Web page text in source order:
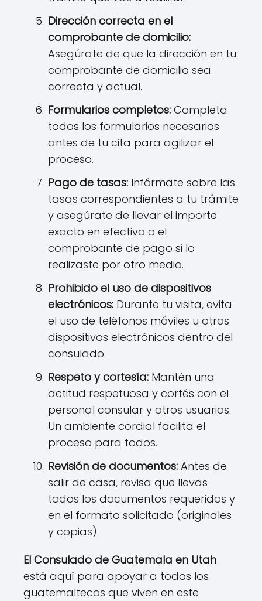
Dirección correcta en el
comprobante de domicilio:
Asegúrate de que la dirección en tu
comprobante de domicilio sea
correcta y actual.
Formularios completos: Completa
todos los formularios necesarios
antes de tu cita para agilizar el
proceso.
Pago de tasas: Infórmate sobre las
tasas correspondientes a tu trámite
y asegúrate de llevar el importe
exacto en efectivo o el
comprobante de pago si lo
realizaste por otro medio.
Prohibido el uso de dispositivos
electrónicos: Durante tu visita, evita
el uso de teléfonos móviles u otros
dispositivos electrónicos dentro del
consulado.
Respeto y cortesía: Mantén una
actitud respetuosa y cortés con el
personal consular y otros usuarios.
Un ambiente cordial facilita el
proceso para todos.
Revisión de documentos: Antes de
salir de casa, revisa que llevas
todos los documentos requeridos y
en el formato solicitado (originales
y copias).
El Consulado de Guatemala en Utah
está aquí para apoyar a todos los
guatemaltecos que viven en este